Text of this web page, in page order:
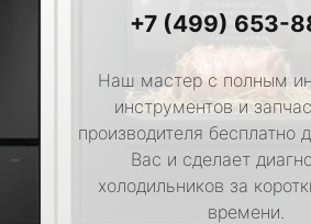
+7 (499) 653-
Наш мастер с полным
инструментов и
производителя бесплатно
Вас и сделает
холодильников за
времени.